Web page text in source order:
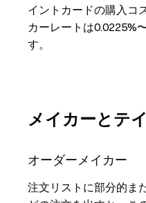
イントカードの購入コ
カーレートは0.0225%
す。
メイカーとテ
オーダーメイカー
注文リストに部分的ま